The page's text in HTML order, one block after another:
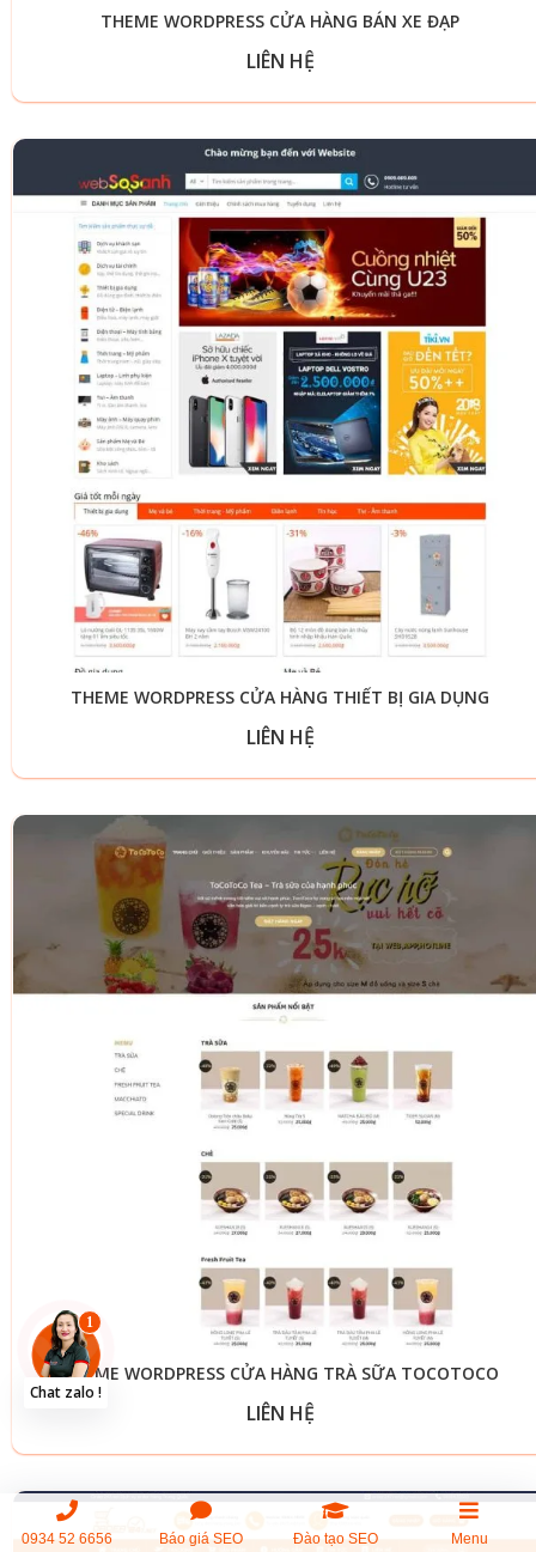
THEME WORDPRESS CỬA HÀNG BÁN XE ĐẠP
LIÊN HỆ
THEME WORDPRESS CỬA HÀNG THIẾT BỊ GIA DỤNG
LIÊN HỆ
THEME WORDPRESS CỬA HÀNG TRÀ SỮA TOCOTOCO
LIÊN HỆ
0934 52 6656 Báo giá SEO Đào tạo SEO Menu